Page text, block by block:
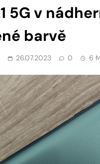
5G v
barvě
26.07.2023 0 6